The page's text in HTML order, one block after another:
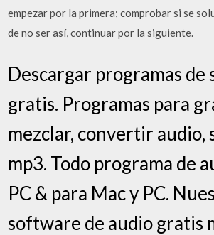
empezar por la primera; comprobar si se
de no ser así, continuar por la siguiente.
Descargar programas de
gratis. Programas para
mezclar, convertir audio,
mp3. Todo programa de
PC & para Mac y PC.
software de audio gratis